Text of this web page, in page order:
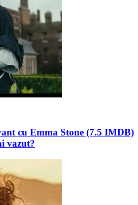
cu Emma Stone (7.5 IMDB)
vazut?